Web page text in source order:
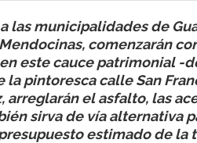
las municipalidades de
comenzarán
este cauce patrimonial -
pintoresca calle San
arreglarán el asfalto, las
sirva de vía alternativa
estimado de la